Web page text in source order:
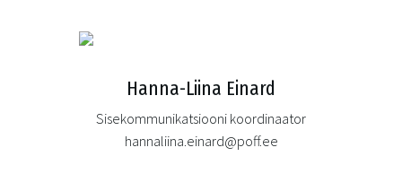
Hanna-Liina Einard
Sisekommunikatsiooni koordinaator
hannaliina.einard@poff.ee